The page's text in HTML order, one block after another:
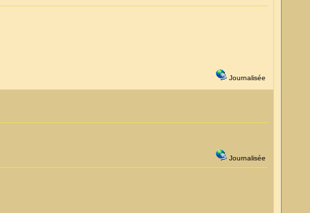
Journalisée
Journalisée